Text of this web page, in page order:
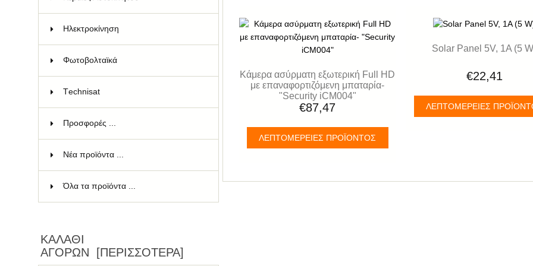
Ηλεκτροκίνηση
Φωτοβολταϊκά
Τechnisat
Προσφορές ...
Νέα προϊόντα ...
Όλα τα προϊόντα ...
ΚΑΛΆΘΙ
ΑΓΟΡΏΝ [ΠΕΡΙΣΣΌΤΕΡΑ]
Kάμερα ασύρματη εξωτερική Full HD
με επαναφορτιζόμενη μπαταρία-
"Security iCM004"
€87,47
ΛΕΠΤΟΜΈΡΕΙΕΣ ΠΡΟΪΌΝΤΟΣ
Solar Panel 5V, 1A (5
€22,41
ΛΕΠΤΟΜΈΡΕΙΕΣ